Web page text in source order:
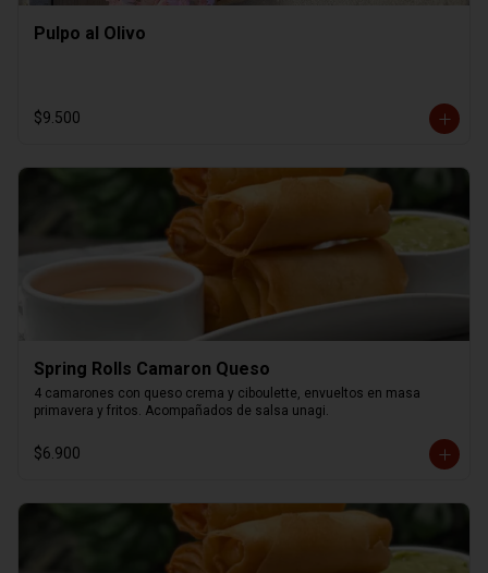
Pulpo al Olivo
$9.500
Spring Rolls Camaron Queso
4 camarones con queso crema y ciboulette, envueltos en masa
primavera y fritos. Acompañados de salsa unagi.
$6.900